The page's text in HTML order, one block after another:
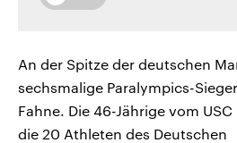
An der Spitze der deutschen
sechsmalige Paralympics-
Fahne. Die 46-Jährige vom
die 20 Athleten des Deutschen